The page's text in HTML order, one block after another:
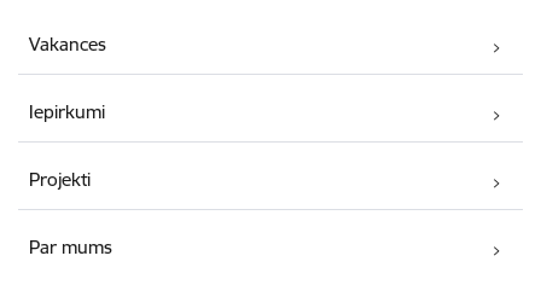
Vakances
Iepirkumi
Projekti
Par mums